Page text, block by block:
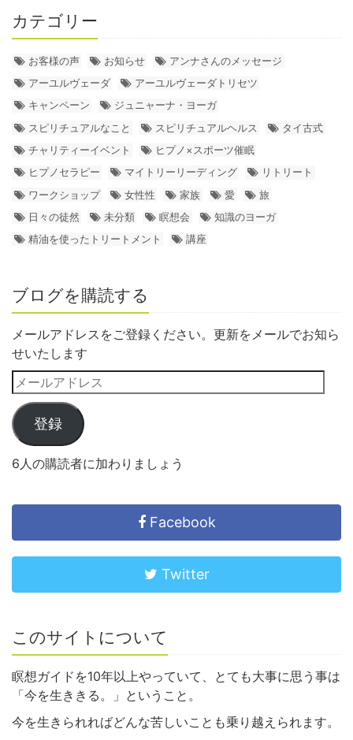
カテゴリー
お客様の声 お知らせ
アンナさんのメッセージ
アーユルヴェーダ
アーユルヴェーダトリセツ
キャンペーン
ジュニャーナ・ヨーガ
スピリチュアルなこと
スピリチュアルヘルス
タイ古式
チャリティーイベント
ヒプノ×スポーツ催眠
ヒプノセラピー
マイトリーリーディング
リトリート
ワークショップ
女性性 家族 愛
旅
日々の徒然
未分類 瞑想会
知識のヨーガ
精油を使ったトリートメント
講座
ブログを購読する
メールアドレスをご登録ください。更新をメールでお知ら
せいたします
登録
6人の購読者に加わりましょう
Facebook
Twitter
このサイトについて
瞑想ガイドを10年以上やっていて、とても大事に思う事は
「今を生ききる。」ということ。
今を生きられればどんな苦しいことも乗り越えられます。